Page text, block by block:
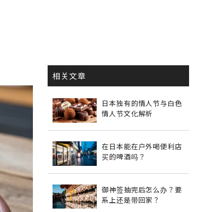
相关文章
日本独有的情人节与白色
情人节文化解析
在日本能在户外喝便利店
买的啤酒吗？
御神签抽完后怎么办？要
系上还是带回家？